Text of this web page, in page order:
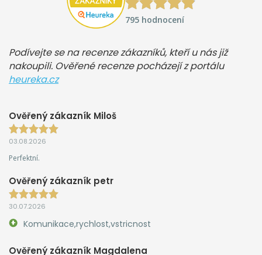
795 hodnocení
Podívejte se na recenze zákazníků, kteří u nás již
nakoupili. Ověřené recenze pocházejí z portálu
heureka.cz
Ověřený zákazník Miloš
03.08.2026
Perfektní.
Ověřený zákazník petr
30.07.2026
Komunikace,rychlost,vstricnost
Ověřený zákazník Magdalena